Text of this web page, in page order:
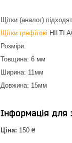
Щітки (аналог)
Щітки графітові HILTI
Розміри:
Товщина: 6 мм
Ширина: 11мм
Довжина: 15мм
Інформація для
Ціна: 150 ₴